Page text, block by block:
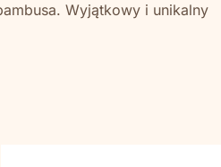
Wyjątkowy i unikalny